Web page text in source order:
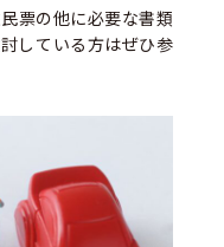
票の他に必要な書類
している方はぜひ参